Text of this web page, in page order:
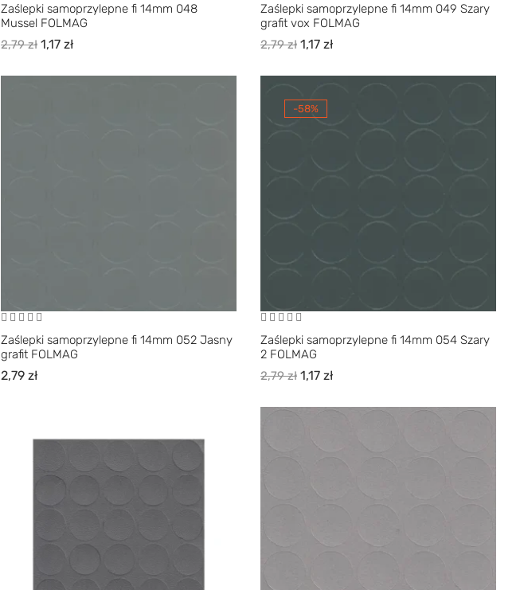
Zaślepki samoprzylepne fi 14mm 048
Mussel FOLMAG
2,79zł 1,17 zł
Zaślepki samoprzylepne fi 14mm 049 Szary
grafit vox FOLMAG
2,79zł 1,17 zł
Zaślepki samoprzylepne fi 14mm 052 Jasny
grafit FOLMAG
2,79 zł
-58%
Zaślepki samoprzylepne fi 14mm 054 Szary
2 FOLMAG
2,79zł 1,17 zł